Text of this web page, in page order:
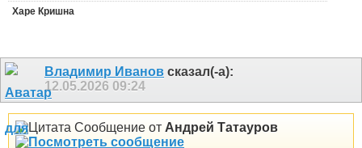
Харе Кришна
Владимир Иванов сказал(-а):
12.05.2026 09:24
Сообщение от Андрей Татауров